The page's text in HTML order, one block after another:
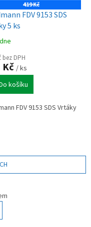
419 Kč
FDV 9153 SDS
5 ks
bez DPH
Kč / ks
košíku
FDV 9153 SDS Vrtáky